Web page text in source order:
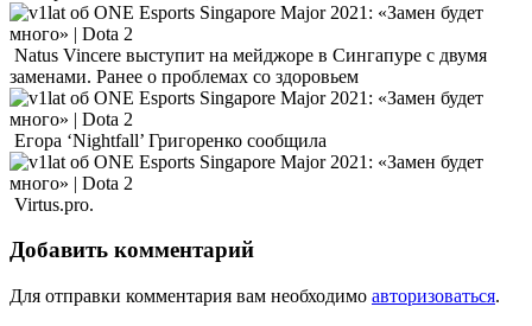
Natus Vincere выступит на мейджоре в Сингапуре с двумя
заменами. Ранее о проблемах со здоровьем
Егора ‘Nightfall’ Григоренко сообщила
Virtus.pro.
Добавить комментарий
Для отправки комментария вам необходимо авторизоваться.